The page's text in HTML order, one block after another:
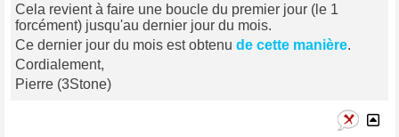
Cela revient à faire une boucle du premier jour (le 1
forcément) jusqu'au dernier jour du mois.
Ce dernier jour du mois est obtenu de cette manière.
Cordialement,
Pierre (3Stone)